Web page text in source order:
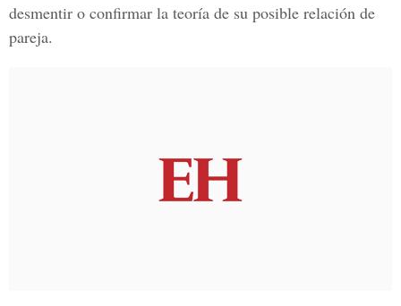
desmentir o confirmar la teoría de su posible relación de
pareja.